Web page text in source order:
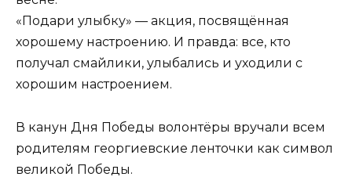
«Подари улыбку» — акция, посвящённая
хорошему настроению. И правда: все, кто
получал смайлики, улыбались и уходили с
хорошим настроением.
В канун Дня Победы волонтёры вручали всем
родителям георгиевские ленточки как символ
великой Победы.